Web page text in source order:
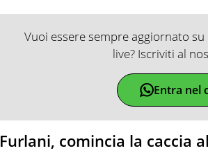
Vuoi essere sempre aggiornato
live? Iscriviti al
Entra nel
Furlani, comincia la caccia